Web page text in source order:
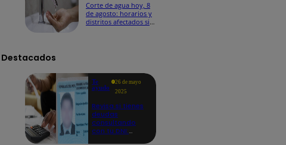
Corte de agua hoy, 8
de agosto: horarios y
distritos afectados sin
Destacados
Te
ayudo
26 de mayo
2025
Revisa si tienes
deudas
consultando
con tu DNI: